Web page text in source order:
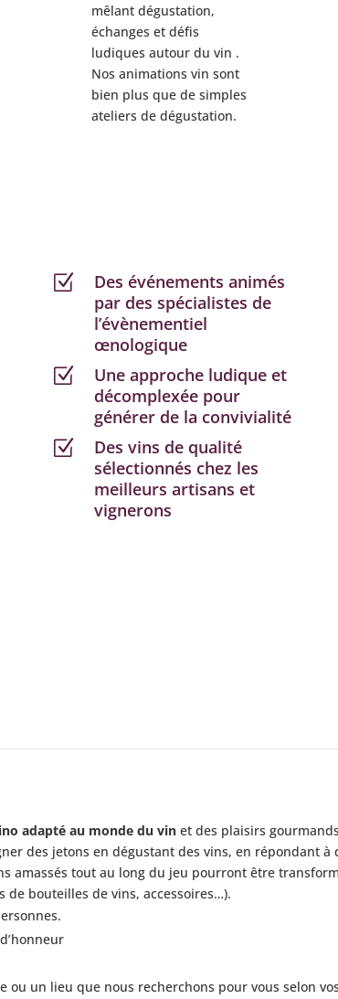
mêlant dégustation,
échanges et défis
ludiques autour du vin .
Nos animations vin sont
bien plus que de simples
ateliers de dégustation.
Z
Des événements animés
par des spécialistes de
l’évènementiel
œnologique
Z
Une approche ludique et
décomplexée pour
générer de la convivialité
Z
Des vins de qualité
sélectionnés chez les
meilleurs artisans et
vignerons
adapté au monde du vinet des plaisirs
des jetons en dégustant des vins, en répondant à
amassés tout au long du jeu pourront être
de bouteilles de vins, accessoires…).
ou un lieu que nous recherchons pour vous selon vos